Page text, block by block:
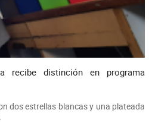
recibe distinción en programa
dos estrellas blancas y una plateada